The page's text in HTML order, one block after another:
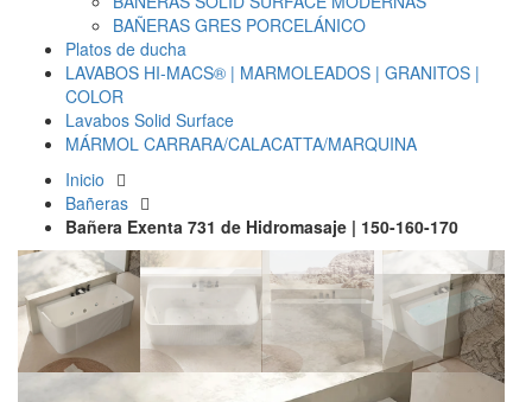
BAÑERAS GRES PORCELÁNICO
Platos de ducha
LAVABOS HI-MACS® | MARMOLEADOS | GRANITOS |
COLOR
Lavabos Solid Surface
MÁRMOL CARRARA/CALACATTA/MARQUINA
Inicio
Bañeras
Bañera Exenta 731 de Hidromasaje | 150-160-170